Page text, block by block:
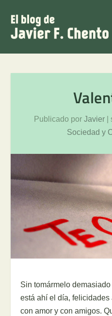
Publicado por Javier|
Sociedad y
Sin tomármelo
está ahí el día,
con amor y con amigos.